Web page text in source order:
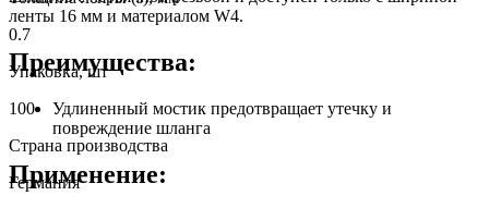
0.7
Упаковка, шт
100
Страна производства
Германия
ленты 16 мм и материалом W4.
Преимущества:
Удлиненный мостик предотвращает утечку и
повреждение шланга
Применение: